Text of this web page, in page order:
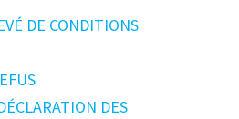
DE CONDITIONS
DES